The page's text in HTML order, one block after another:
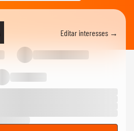
Editar interesses →